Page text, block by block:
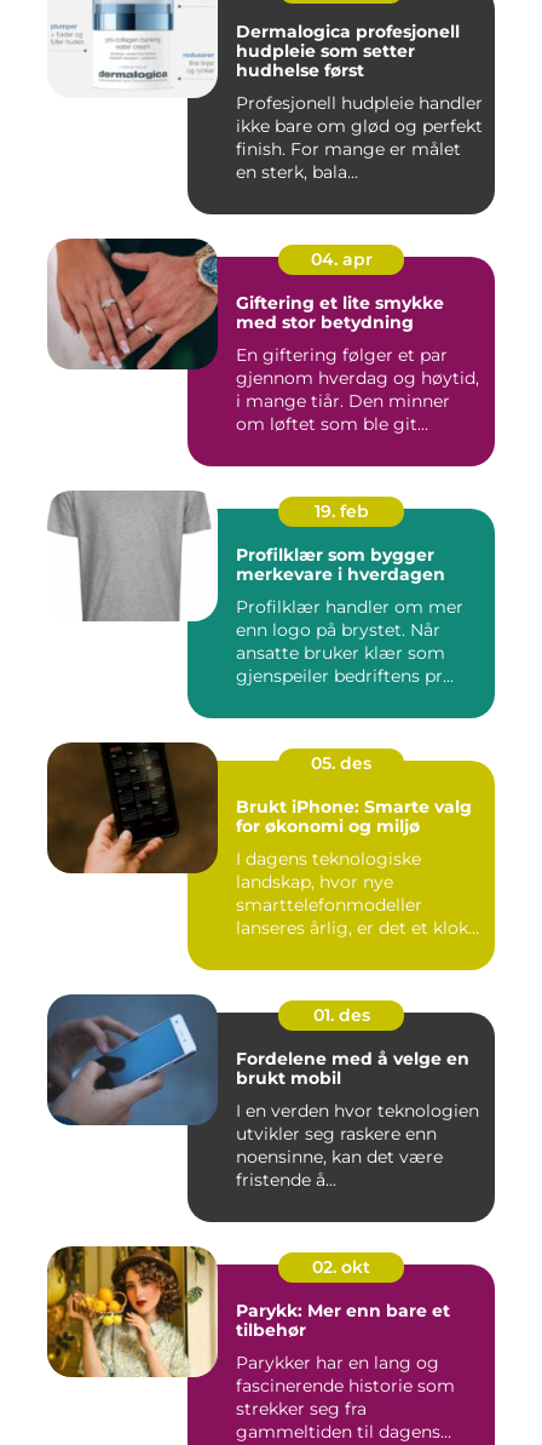
Dermalogica profesjonell
hudpleie som setter
hudhelse først
Profesjonell hudpleie handler
ikke bare om glød og perfekt
finish. For mange er målet
en sterk, bala...
04. apr
Giftering et lite smykke
med stor betydning
En giftering følger et par
gjennom hverdag og høytid,
i mange tiår. Den minner
om løftet som ble git...
19. feb
Profilklær som bygger
merkevare i hverdagen
Profilklær handler om mer
enn logo på brystet. Når
ansatte bruker klær som
gjenspeiler bedriftens pr...
05. des
Brukt iPhone: Smarte valg
for økonomi og miljø
I dagens teknologiske
landskap, hvor nye
smarttelefonmodeller
lanseres årlig, er det et klokt
01. des
Fordelene med å velge en
brukt mobil
I en verden hvor teknologien
utvikler seg raskere enn
noensinne, kan det være
fristende å...
02. okt
Parykk: Mer enn bare et
tilbehør
Parykker har en lang og
fascinerende historie som
strekker seg fra
gammeltiden til dagens